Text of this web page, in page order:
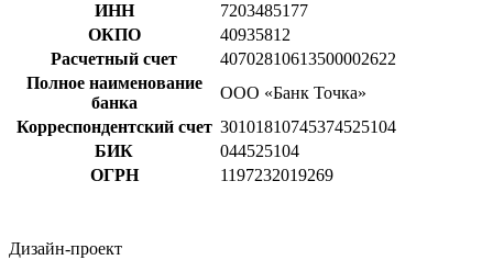
ИНН
7203485177
ОКПО
40935812
Расчетный счет
40702810613500002622
Полное наименование
банка
ООО «Банк Точка»
Корреспондентский счет 30101810745374525104
БИК
044525104
ОГРН
1197232019269
Дизайн-проект